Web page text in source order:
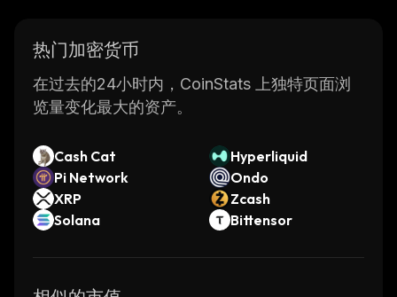
热门加密货币
在过去的24小时内，CoinStats 上独特页面浏
览量变化最大的资产。
Cash Cat
Hyperliquid
Pi Network
Ondo
XRP
Zcash
Solana
Bittensor